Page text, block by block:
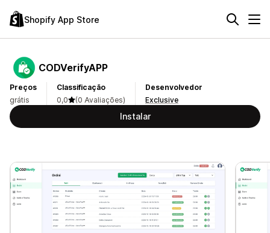
Shopify App Store
CODVerifyAPP
Preços
grátis
Classificação
0,0
(0 Avaliações)
Desenvolvedor
Exclusive
Instalar